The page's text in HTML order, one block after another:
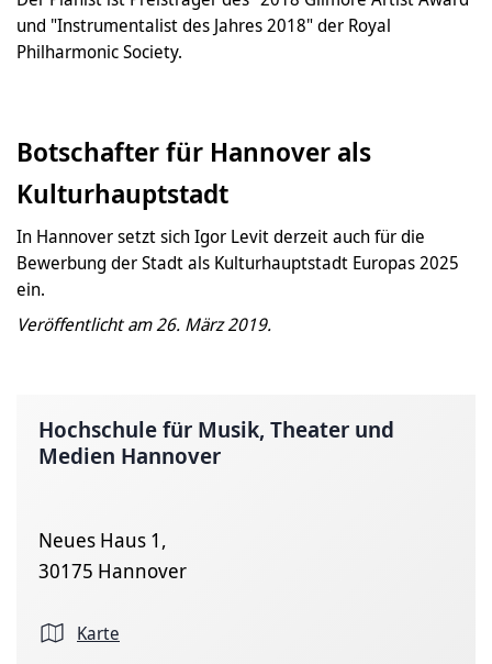
und "Instrumentalist des Jahres 2018" der Royal
Philharmonic Society.
Botschafter für Hannover als
Kulturhauptstadt
In Hannover setzt sich Igor Levit derzeit auch für die
Bewerbung der Stadt als Kulturhauptstadt Europas 2025
ein.
Veröffentlicht am 26. März 2019.
Hochschule für Musik, Theater und
Medien Hannover
Neues Haus 1,
30175 Hannover
Karte